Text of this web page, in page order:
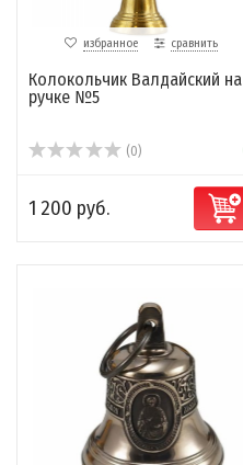
избранное сравнить
Колокольчик Валдайский на
ручке №5
(0)
1 200 руб.